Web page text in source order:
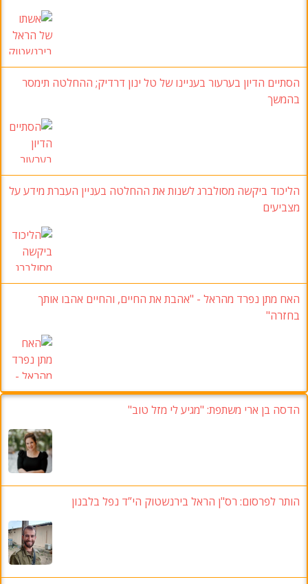
הסתיים הדיון בערעור בעניינו של טל ינון דרדיק; ההחלטה תימסר
בהמשך
הליכוד ביקשה מסולברג לשנות את ההחלטה בעניין העברת מידע על
מצביעים
האח מתן נפרד מהראל - "אהבת את החיים, והחיים אהבו אותך
בחזרה"
הדסה בן ארי משתפת: "מגיע לי מזל טוב"
הותר לפרסום: רס"ן הראל בירנשטוק הי”ד נפל בלבנון